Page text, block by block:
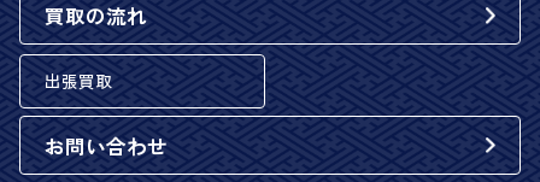
買取の流れ
出張買取
お問い合わせ